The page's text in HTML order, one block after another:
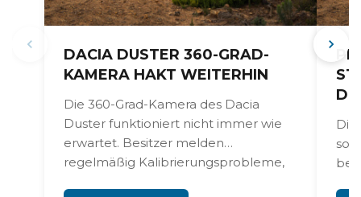
DACIA DUSTER 360-GRAD-
KAMERA HAKT WEITERHIN
Die 360-Grad-Kamera des Dacia
Duster funktioniert nicht immer wie
erwartet. Besitzer melden
regelmäßig Kalibrierungsprobleme,